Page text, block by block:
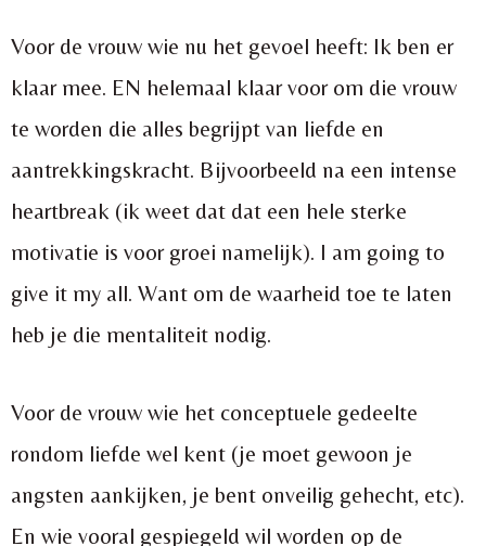
Voor de vrouw wie nu het gevoel heeft: Ik ben er
klaar mee. EN helemaal klaar voor om die vrouw
te worden die alles begrijpt van liefde en
aantrekkingskracht. Bijvoorbeeld na een intense
heartbreak (ik weet dat dat een hele sterke
motivatie is voor groei namelijk). I am going to
give it my all. Want om de waarheid toe te laten
heb je die mentaliteit nodig.
Voor de vrouw wie het conceptuele gedeelte
rondom liefde wel kent (je moet gewoon je
angsten aankijken, je bent onveilig gehecht, etc).
En wie vooral gespiegeld wil worden op de